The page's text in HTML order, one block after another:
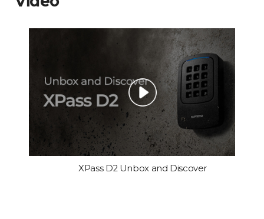
XPass D2 Unbox and Discover